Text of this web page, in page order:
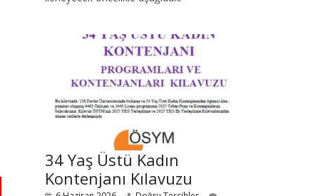
34 Yaş Üstü Kadın
Kontenjanı Kılavuzu